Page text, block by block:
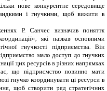
нове конкурентне середовище
і гнучкими, щоб вижити в
Р. Санчес визначив поняття
які назвав основними
гнучкості підприємства. Він
мало доступ до гнучких
цих ресурсів в різних напрямках
що підприємство повинно мати
гнучко координувати ці ресурси в
щоб створити ряд стратегічних